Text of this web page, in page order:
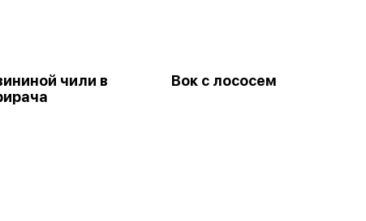
чили в
Вок с лососем